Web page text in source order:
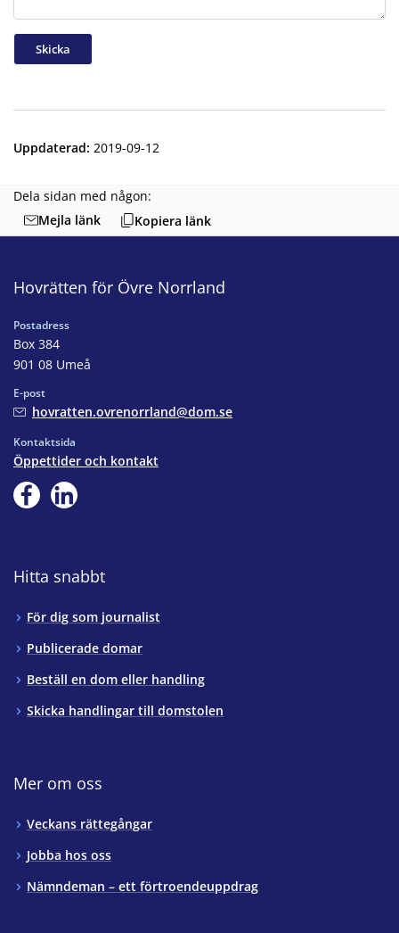
Skicka
Uppdaterad: 2019-09-12
Dela sidan med någon:
Mejla länk
Kopiera länk
Hovrätten för Övre Norrland
Postadress
Box 384
901 08 Umeå
E-post
hovratten.ovrenorrland@dom.se
Kontaktsida
Öppettider och kontakt
Hitta snabbt
För dig som journalist
Publicerade domar
Beställ en dom eller handling
Skicka handlingar till domstolen
Mer om oss
Veckans rättegångar
Jobba hos oss
Nämndeman – ett förtroendeuppdrag